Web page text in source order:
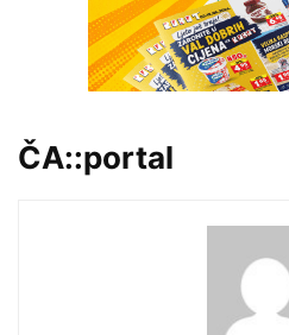
ČA::portal